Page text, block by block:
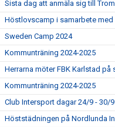
Sista dag att anmäla sig till
Höstlovscamp i samarbete
Sweden Camp 2024
Kommunträning 2024-2025
Herrarna möter FBK Karlstad på
Kommunträning 2024-2025
Club Intersport dagar 24/9 - 30/9
Höststädningen på Nordlunda